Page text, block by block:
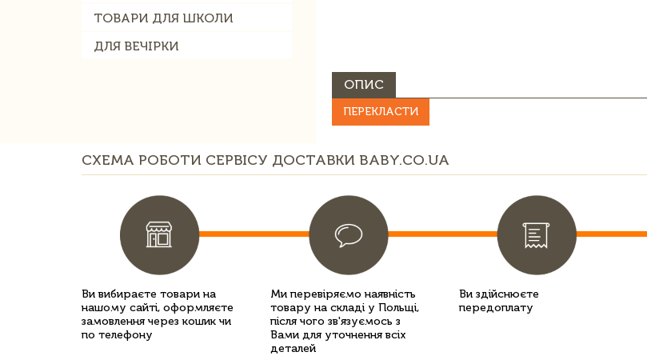
ТОВАРИ ДЛЯ ШКОЛИ
ДЛЯ ВЕЧІРКИ
ОПИС
ПЕРЕКЛАСТИ
СХЕМА РОБОТИ СЕРВІСУ ДОСТАВКИ BABY.CO.UA
Ви вибираєте товари на
нашому сайті, оформляєте
замовлення через кошик чи
по телефону
Ми перевіряємо наявність
товару на складі у Польщі,
після чого зв'язуємось з
Вами для уточнення всіх
деталей
Ви здійснюєте
передоплату